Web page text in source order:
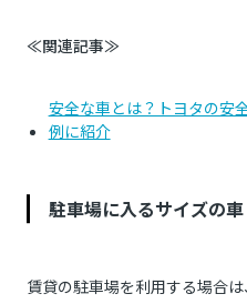
≪関連記事≫
安全な車とは？トヨタの安
例に紹介
駐車場に入るサイズの車
賃貸の駐車場を利用する場合は、